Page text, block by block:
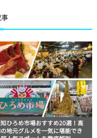
事
ひろめ市場おすすめ20選！高
地元グルメを一気に堪能でき